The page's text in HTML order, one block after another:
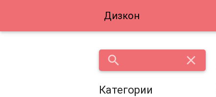
Дизкон
search close
Категории